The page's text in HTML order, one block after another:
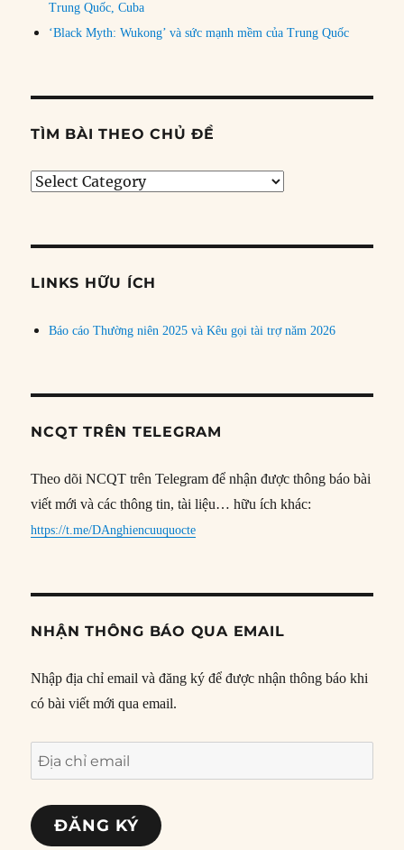
Trung Quốc, Cuba
‘Black Myth: Wukong’ và sức mạnh mềm của Trung Quốc
TÌM BÀI THEO CHỦ ĐỀ
Tìm
đề
LINKS HỮU ÍCH
Báo cáo Thường niên 2025 và Kêu gọi tài trợ năm 2026
NCQT TRÊN TELEGRAM
Theo dõi NCQT trên Telegram để nhận được thông báo bài
viết mới và các thông tin, tài liệu… hữu ích khác:
https://t.me/DAnghiencuuquocte
NHẬN THÔNG BÁO QUA EMAIL
Nhập địa chỉ email và đăng ký để được nhận thông báo khi
có bài viết mới qua email.
Địa
chỉ
email
ĐĂNG KÝ